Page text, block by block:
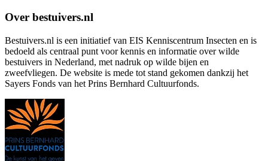
Over bestuivers.nl
Bestuivers.nl is een initiatief van EIS Kenniscentrum Insecten en is
bedoeld als centraal punt voor kennis en informatie over wilde
bestuivers in Nederland, met nadruk op wilde bijen en
zweefvliegen. De website is mede tot stand gekomen dankzij het
Sayers Fonds van het Prins Bernhard Cultuurfonds.